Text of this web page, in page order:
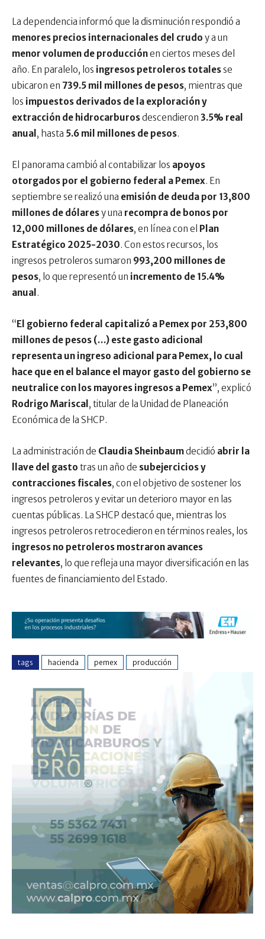
La dependencia informó que la disminución respondió a
menores precios internacionales del crudo y a un
menor volumen de producciónen ciertos meses del
año. En paralelo, los ingresos petroleros totalesse
ubicaron en 739.5 mil millones de pesos, mientras que
los impuestos derivados de la exploración y
extracción de hidrocarburosdescendieron 3.5% real
anual , hasta 5.6 mil millones de pesos.
El panorama cambió al contabilizar los apoyos
otorgados por el gobierno federal a Pemex. En
septiembre se realizó una emisión de deuda por 13,800
millones de dólaresy una recompra de bonos por
12,000 millones de dólares, en línea con el Plan
Estratégico 2025-2030. Con estos recursos, los
ingresos petroleros sumaron 993,200 millones de
pesos, lo que representó un incremento de 15.4%
anual .
“El gobierno federal capitalizó a Pemex por 253,800
millones de pesos (…) este gasto adicional
representa un ingreso adicional para Pemex, lo cual
hace que en el balance el mayor gasto del gobierno se
neutralice con los mayores ingresos a Pemex”, explicó
Rodrigo Mariscal , titular de la Unidad de Planeación
Económica de la SHCP.
La administración de Claudia Sheinbaumdecidió abrir la
llave del gasto tras un año de subejercicios y
contracciones fiscales, con el objetivo de sostener los
ingresos petroleros y evitar un deterioro mayor en las
cuentas públicas. La SHCP destacó que, mientras los
ingresos petroleros retrocedieron en términos reales, los
ingresos no petroleros mostraron avances
relevantes, lo que refleja una mayor diversificación en las
fuentes de financiamiento del Estado.
tags hacienda pemex producción